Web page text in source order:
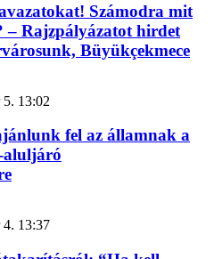
Számodra mit
– Rajzpályázatot hirdet
Büyükçekmece
5. 13:02
fel az államnak a
aluljáró
4. 13:37